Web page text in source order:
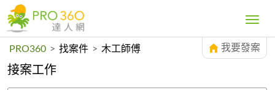
Toggle
PRO360 > 找案件 > 木工師傅 我要發案
接案工作